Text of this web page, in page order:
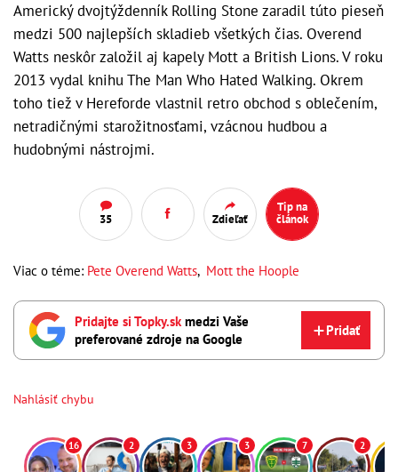
Americký dvojtýždenník Rolling Stone zaradil túto pieseň
medzi 500 najlepších skladieb všetkých čias. Overend
Watts neskôr založil aj kapely Mott a British Lions. V roku
2013 vydal knihu The Man Who Hated Walking. Okrem
toho tiež v Hereforde vlastnil retro obchod s oblečením,
netradičnými starožitnosťami, vzácnou hudbou a
hudobnými nástrojmi.
35 Zdieľať
Tip na
článok
Viac o téme: Pete Overend Watts, Mott the Hoople
Pridajte si Topky.sk medzi Vaše
preferované zdroje na Google
Pridať
Nahlásiť chybu
16 2 3 3 7 2